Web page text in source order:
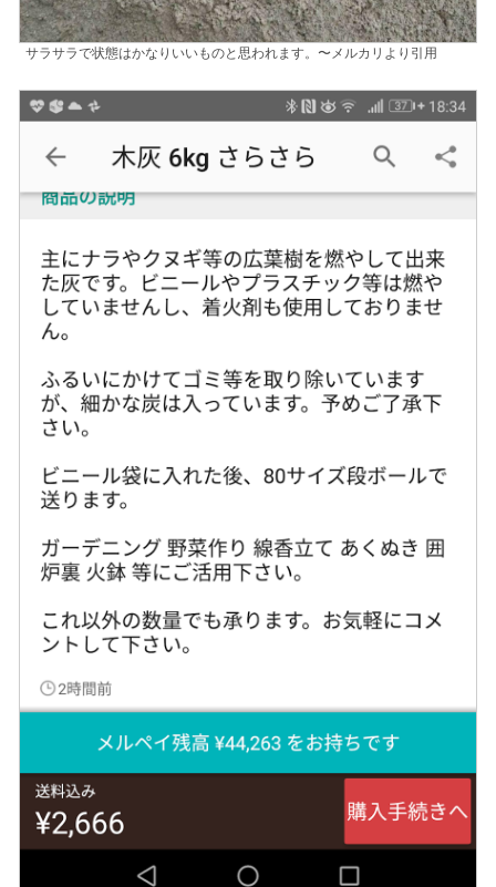
サラサラで状態はかなりいいものと思われます。〜メルカリより引用